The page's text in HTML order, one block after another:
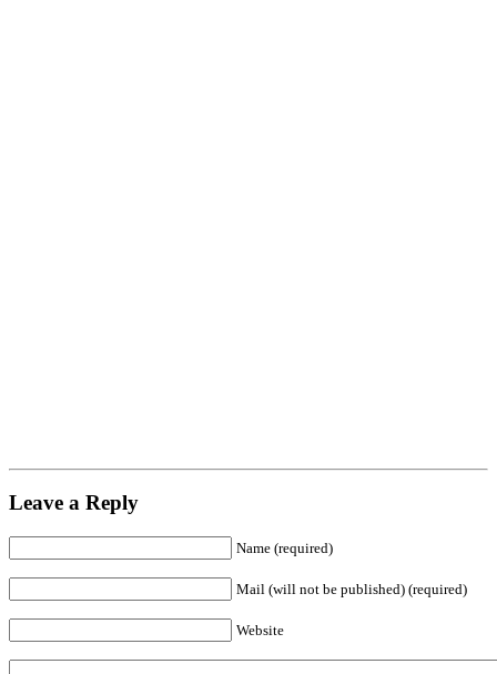
Leave a Reply
Name (required)
Mail (will not be published) (required)
Website